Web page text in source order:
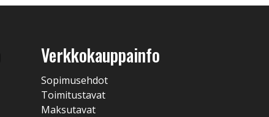
Verkkokauppainfo
Sopimusehdot
Toimitustavat
Maksutavat